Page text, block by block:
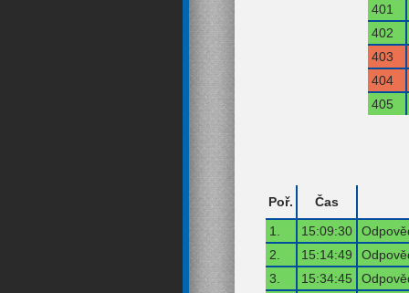
401
402
403
404
405
Poř.
Čas
1.
15:09:30
2.
15:14:49
3.
15:34:45